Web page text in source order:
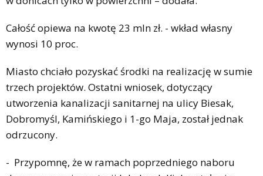
Całość opiewa na kwotę 23 mln zł. - wkład własny
wynosi 10 proc.
Miasto chciało pozyskać środki na realizację w sumie
trzech projektów. Ostatni wniosek, dotyczący
utworzenia kanalizacji sanitarnej na ulicy Biesak,
Dobromyśl, Kamińskiego i 1-go Maja, został jednak
odrzucony.
- Przypomnę, że w ramach poprzedniego naboru